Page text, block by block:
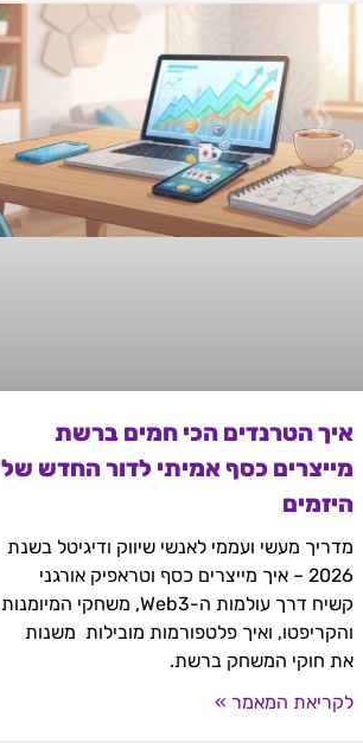
איך הטרנדים הכי חמים ברשת
מייצרים כסף אמיתי לדור החדש של
היזמים
מדריך מעשי ועממי לאנשי שיווק ודיגיטל בשנת
2026 – איך מייצרים כסף וטראפיק אורגני
קשיח דרך עולמות ה-Web3, משחקי המיומנות
והקריפטו, ואיך פלטפורמות מובילות משנות
את חוקי המשחק ברשת.
לקריאת המאמר »